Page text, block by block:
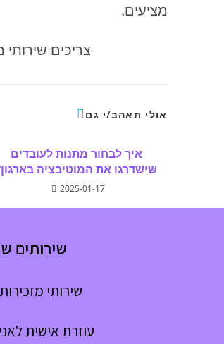
מציעים.
צריכים
אולי תאהב/י גם
איך לבחור מתנות לעובדים
שישדרגו את המוטיבציה
2025-01-17
שירותים
שירותי
עוזרת אישית